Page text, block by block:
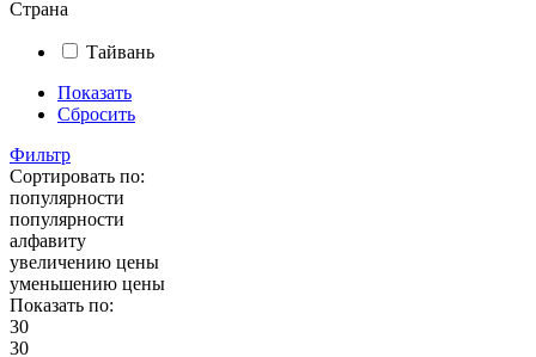
Страна
Тайвань
Показать
Сбросить
Фильтр
Сортировать по:
популярности
популярности
алфавиту
увеличению цены
уменьшению цены
Показать по:
30
30